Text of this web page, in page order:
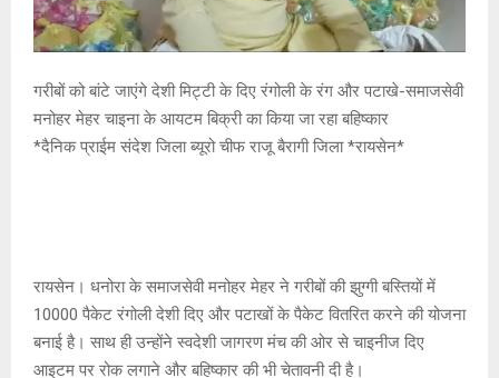
गरीबों को बांटे जाएंगे देशी मिट्टी के दिए रंगोली के रंग और पटाखे-समाजसेवी
मनोहर मेहर चाइना के आयटम बिक्री का किया जा रहा बहिष्कार
*दैनिक प्राईम संदेश जिला ब्यूरो चीफ राजू बैरागी जिला *रायसेन*
रायसेन। धनोरा के समाजसेवी मनोहर मेहर ने गरीबों की झुग्गी बस्तियों में
10000 पैकेट रंगोली देशी दिए और पटाखों के पैकेट वितरित करने की योजना
बनाई है। साथ ही उन्होंने स्वदेशी जागरण मंच की ओर से चाइनीज दिए
आइटम पर रोक लगाने और बहिष्कार की भी चेतावनी दी है।